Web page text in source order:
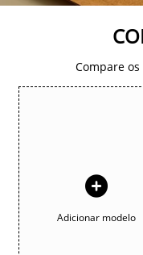
Compare
Adicionar modelo